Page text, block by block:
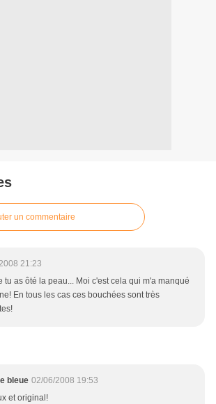
un commentaire
21:23
tu as ôté la peau... Moi c'est cela qui m'a manqué
En tous les cas ces bouchées sont très
bleue 02/06/2008 19:53
et original!